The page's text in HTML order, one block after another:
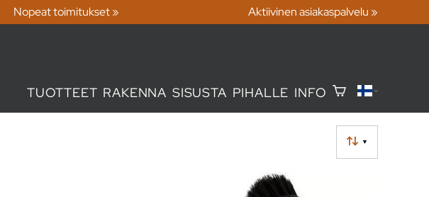
Nopeat toimitukset » Aktiivinen asiakaspalvelu »
TUOTTEET RAKENNA SISUSTA PIHALLE INFO
▼